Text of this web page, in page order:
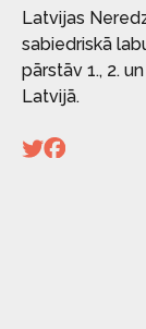
Latvijas
sabiedriskā
pārstāv 1., 2.
Latvijā.